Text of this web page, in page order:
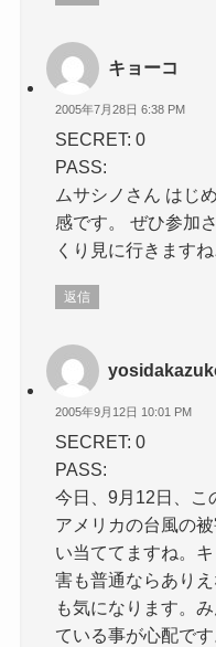
キョーコ
2005年7月28日 6:38 PM
SECRET: 0
PASS:
ムサシノさん はじ
感です。 ぜひ参加
くり見に行きますね
返信
2005年9月12日 10:01 PM
SECRET: 0
PASS:
今日、9月12日、こ
アメリカの台風の
い当ててますね。
害も普通ならあり
も気になります。
ている事が心配です